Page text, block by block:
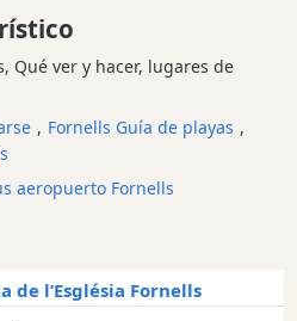
Qué ver y hacer, lugares de
, Fornells Guía de playas ,
aeropuerto Fornells
de l’Església Fornells